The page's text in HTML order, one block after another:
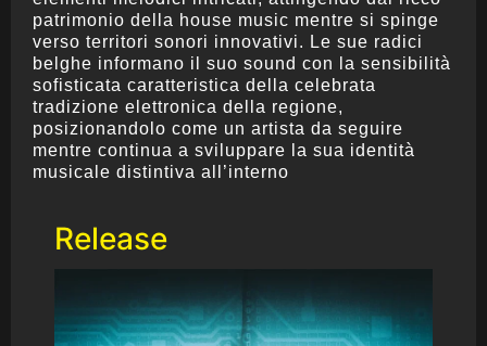
patrimonio della house music mentre si spinge
verso territori sonori innovativi. Le sue radici
belghe informano il suo sound con la sensibilità
sofisticata caratteristica della celebrata
tradizione elettronica della regione,
posizionandolo come un artista da seguire
mentre continua a sviluppare la sua identità
musicale distintiva all’interno
Release